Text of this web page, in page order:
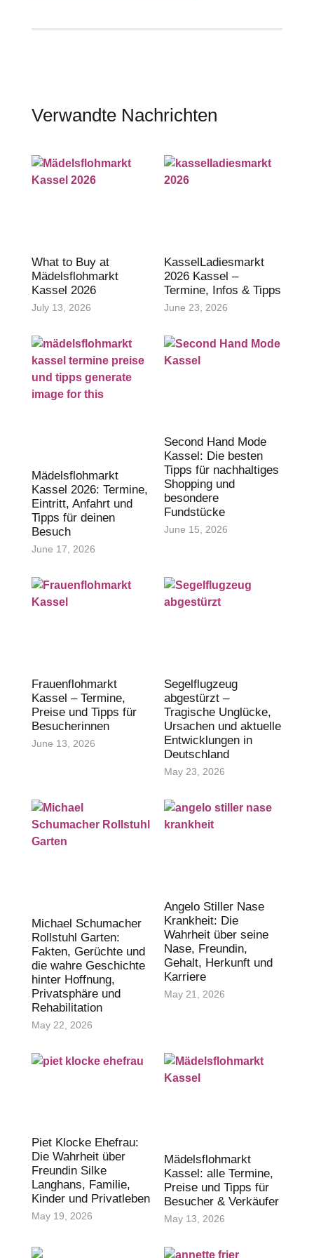
Verwandte Nachrichten
What to Buy at
Mädelsflohmarkt
Kassel 2026
July 13, 2026
KasselLadiesmarkt
2026 Kassel –
Termine, Infos & Tipps
June 23, 2026
Mädelsflohmarkt
Kassel 2026: Termine,
Eintritt, Anfahrt und
Tipps für deinen
Besuch
June 17, 2026
Second Hand Mode
Kassel: Die besten
Tipps für nachhaltiges
Shopping und
besondere
Fundstücke
June 15, 2026
Frauenflohmarkt
Kassel – Termine,
Preise und Tipps für
Besucherinnen
June 13, 2026
Segelflugzeug
abgestürzt –
Tragische Unglücke,
Ursachen und aktuelle
Entwicklungen in
Deutschland
May 23, 2026
Michael Schumacher
Rollstuhl Garten:
Fakten, Gerüchte und
die wahre Geschichte
hinter Hoffnung,
Privatsphäre und
Rehabilitation
May 22, 2026
Angelo Stiller Nase
Krankheit: Die
Wahrheit über seine
Nase, Freundin,
Gehalt, Herkunft und
Karriere
May 21, 2026
Piet Klocke Ehefrau:
Die Wahrheit über
Freundin Silke
Langhans, Familie,
Kinder und Privatleben
May 19, 2026
Mädelsflohmarkt
Kassel: alle Termine,
Preise und Tipps für
Besucher & Verkäufer
May 13, 2026